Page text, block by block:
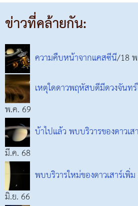
ข่าวที่คล้ายกัน:
ความคืบหน้าจากแคสซีนี/18
เหตุใดดาวพฤหัสบดีมีดวงจันท
พ.ค. 69
บ้าไปแล้ว พบบริวารของดาวเ
มี.ค. 68
พบบริวารใหม่ของดาวเสาร์เพิ่
มิ.ย. 66